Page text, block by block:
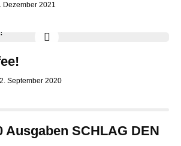
Dezember 2021
September 2020
Ausgaben SCHLAG DEN